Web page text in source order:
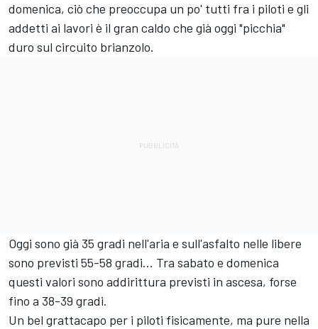
domenica, ciò che preoccupa un po' tutti fra i piloti e gli
addetti ai lavori è il gran caldo che già oggi "picchia"
duro sul circuito brianzolo.
Oggi sono già 35 gradi nell'aria e sull'asfalto nelle libere
sono previsti 55-58 gradi... Tra sabato e domenica
questi valori sono addirittura previsti in ascesa, forse
fino a 38-39 gradi.
Un bel grattacapo per i piloti fisicamente, ma pure nella